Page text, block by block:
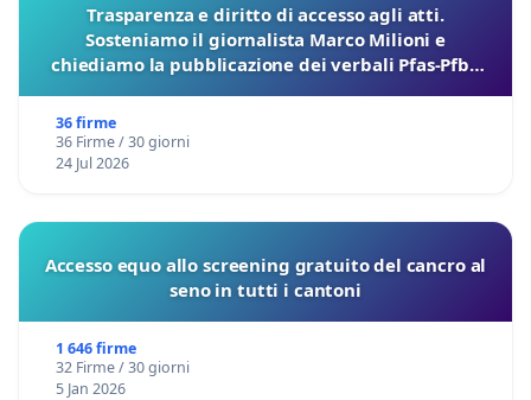
Trasparenza e diritto di accesso agli atti.
Sosteniamo il giornalista Marco Milioni e
chiediamo la pubblicazione dei verbali Pfas-Pfba
36 firme
36 Firme / 30 giorni
24 Jul 2026
Accesso equo allo screening gratuito del cancro al
seno in tutti i cantoni
1 646 firme
32 Firme / 30 giorni
5 Jan 2026